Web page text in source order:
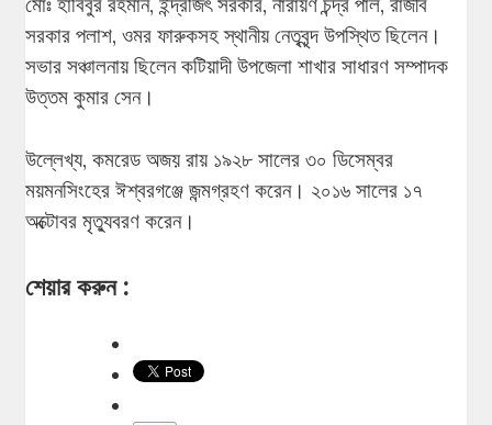
সরকার পলাশ, ওমর ফারুকসহ স্থানীয় নেতৃবৃন্দ উপস্থিত ছিলেন।
সভার সঞ্চালনায় ছিলেন কটিয়াদী উপজেলা শাখার সাধারণ সম্পাদক
উত্তম কুমার সেন।
উল্লেখ্য, কমরেড অজয় রায় ১৯২৮ সালের ৩০ ডিসেম্বর
ময়মনসিংহের ঈশ্বরগঞ্জে জন্মগ্রহণ করেন। ২০১৬ সালের ১৭
অক্টোবর মৃত্যুবরণ করেন।
শেয়ার করুন :